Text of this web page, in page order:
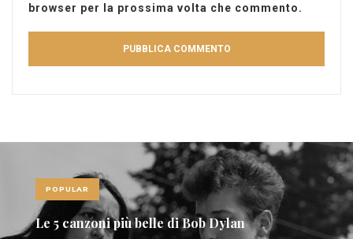
browser per la prossima volta che commento.
POPULAR
Le 5 canzoni più belle di Bob Dylan